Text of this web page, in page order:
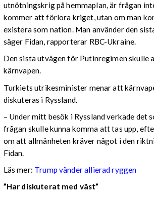
utnötningskrig på hemmaplan, är frågan
kommer att förlora kriget, utan om man
existera som nation. Man använder den
säger Fidan, rapporterar RBC-Ukraine.
Den sista utvägen för Putinregimen skulle
kärnvapen.
Turkiets utrikesminister menar att
diskuteras i Ryssland.
– Under mitt besök i Ryssland verkade det
frågan skulle kunna komma att tas upp,
om att allmänheten kräver något i den
Fidan.
Läs mer: Trump vänder allierad ryggen
”Har diskuterat med väst”